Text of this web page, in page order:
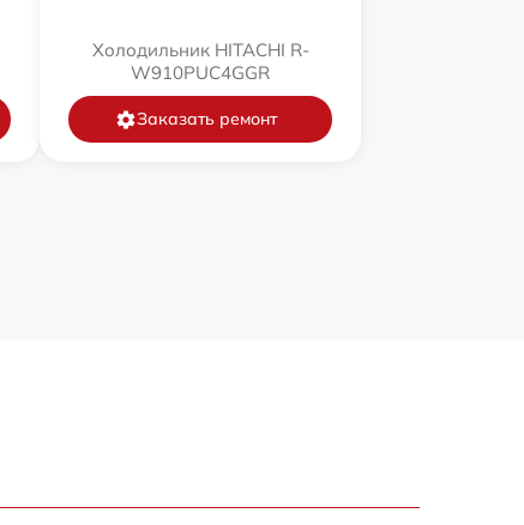
Холодильник HITACHI R-
W910PUC4GGR
Заказать ремонт